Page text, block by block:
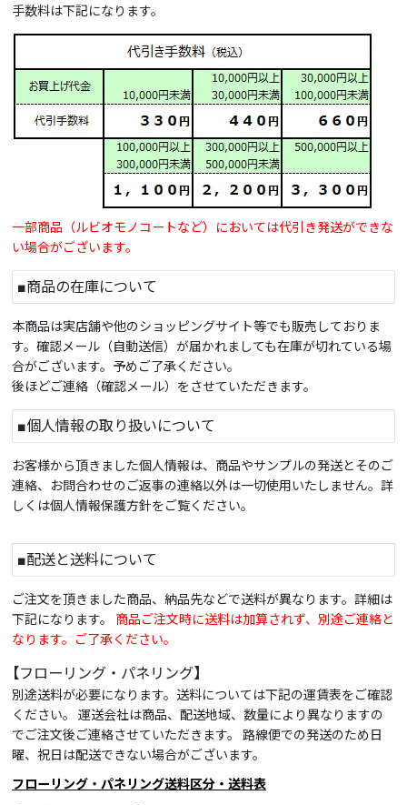
手数料は下記になります。
一部商品（ルビオモノコートなど）においては代引き発送ができな
い場合がございます。
■商品の在庫について
本商品は実店舗や他のショッピングサイト等でも販売しておりま
す。確認メール（自動送信）が届かれましても在庫が切れている場
合がございます。予めご了承ください。
後ほどご連絡（確認メール）をさせていただきます。
■個人情報の取り扱いについて
お客様から頂きました個人情報は、商品やサンプルの発送とそのご
連絡、お問合わせのご返事の連絡以外は一切使用いたしません。詳
しくは個人情報保護方針をご覧ください。
■配送と送料について
ご注文を頂きました商品、納品先などで送料が異なります。詳細は
下記になります。 商品ご注文時に送料は加算されず、別途ご連絡と
なります。ご了承ください。
【フローリング・パネリング】
別途送料が必要になります。送料については下記の運賃表をご確認
ください。 運送会社は商品、配送地域、数量により異なりますの
でご注文後ご連絡させていただきます。 路線便での発送のため日
曜、祝日は配送できない場合がございます。
フローリング・パネリング送料区分・送料表